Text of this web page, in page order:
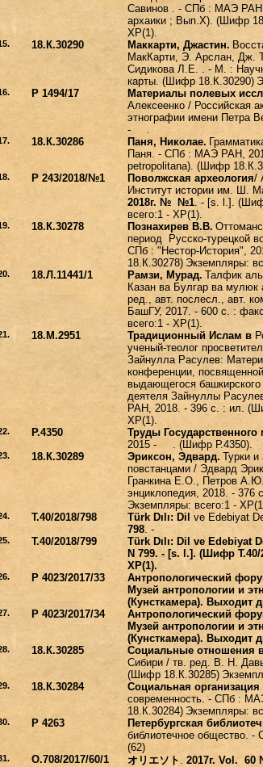
Савинов . - СПб : МАЭ РАН,
архаики ; Вып.Х). (Шифр
ХР(1).
18.К.30290 Маккарти, Джастин.
МакКарти, Э. Арслан, Дж.
Сидикова Л.Е. . - М. :
карты. (Шифр 18.К.30290)
Р 1494/17 Материалы полевых
Алексеенко / Российская
этнографии имени Петра
- .
18.К.30286 Паня, Николае.
Паня. - СПб : МАЭ РАН,
petropolitana). (Шифр
Р 243/2018/№1 Поволжская археология/
Институт истории им. Ш.
2018г. № №1. - [s. l.].
всего:1 - ХР(1).
18.К.30278 Познахирев В.В.
период Русско-турецкой
СПб : "Нестор-История",
18.К.30278) Экземпляры:
18.Л.11441/1 Рамзи, Мурад. Талфик
Казан ва Булгар ва
ред., авт. послесл., авт.
БашГУ, 2017. - 600 с. :
всего:1 - ХР(1).
18.М.2951 Традиционный Ислам в
ученый-теолог
Зайнулла Расулев:
конференции,
выдающегося башкирского
деятеля Зайнуллы
РАН, 2018. - 396 с. : ил.
ХР(1).
Р.4350 Труды Государственного
2015 - . (Шифр Р.4350).
18.К.30289 Эриксон, Эдвард. Турки
повстанцами / Эдвард
Гранкина Е.О., Петров
энциклопедия, 2018. -
Экземпляры: всего:1 -
Т.40/2018/798 Türk Dılı: Dil ve Edebiyat
798. -
Т.40/2018/799 Türk Dılı: Dil ve Edebiyat
N 799. - [s. .]. (Шифр Т.40/
ХР(1).
Р 4023/2017/33
Антропологический
Музей антропологии и
(Кунсткамера). Выходит
Р 4023/2017/34
Антропологический
Музей антропологии и
(Кунсткамера). Выходит
18.К.30285 Социальные отношения
Сибири / тв. ред. В. Н.
(Шифр 18.К.30285)
18.К.30284 Социальная организация
современность. - СПб :
18.К.30284) Экземпляры:
Р 4263 Петербургская
библиотечное
(62)
О.708/2017/60/1 オリエソト . 2017г. Vol.